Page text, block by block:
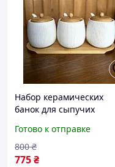
Набор керамических
банок для сыпучих
бамбуковыми крышками
и керамическими
ложками "Полоска" на
Готово к отправке
775₴
800 ₴